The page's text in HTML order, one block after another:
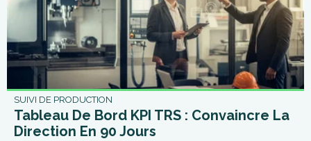
SUIVI DE PRODUCTION
Tableau De Bord KPI TRS : Convaincre La
Direction En 90 Jours